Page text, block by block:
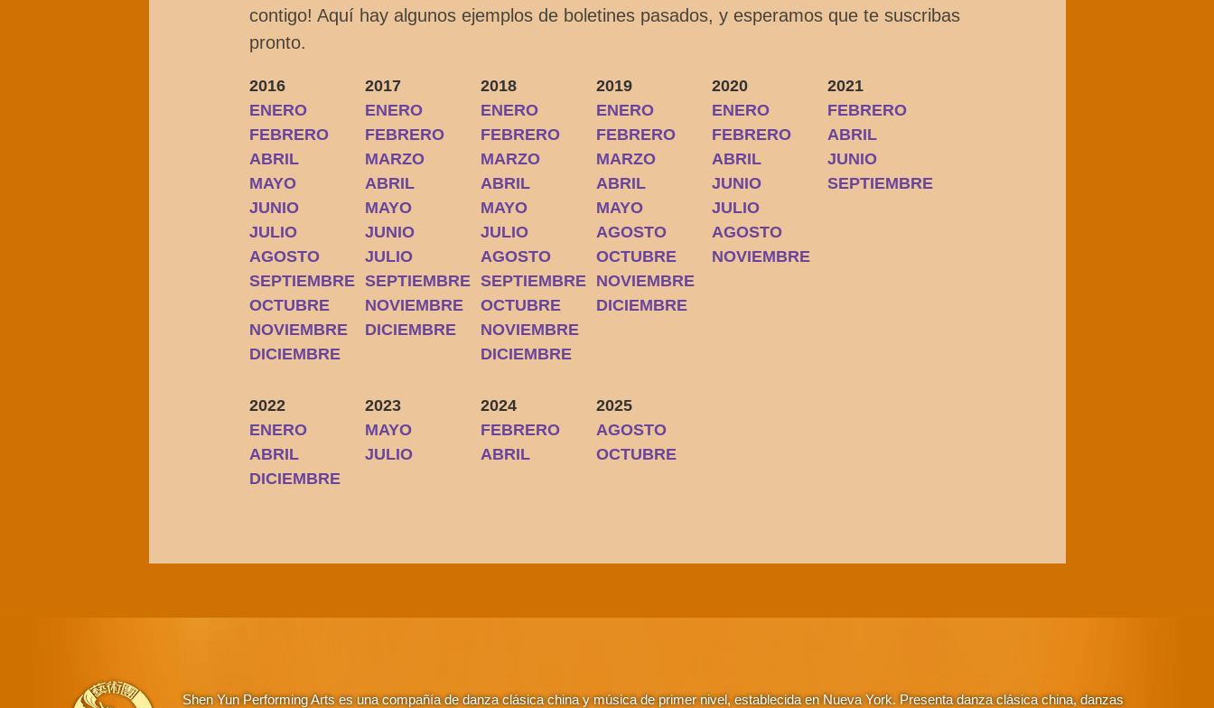
contigo! Aquí hay algunos ejemplos de boletines pasados, y esperamos que te suscribas
pronto.
2016
ENERO
FEBRERO
ABRIL
MAYO
JUNIO
JULIO
AGOSTO
SEPTIEMBRE
OCTUBRE
NOVIEMBRE
DICIEMBRE
2017
ENERO
FEBRERO
MARZO
ABRIL
MAYO
JUNIO
JULIO
SEPTIEMBRE
NOVIEMBRE
DICIEMBRE
2018
ENERO
FEBRERO
MARZO
ABRIL
MAYO
JULIO
AGOSTO
SEPTIEMBRE
OCTUBRE
NOVIEMBRE
DICIEMBRE
2019
ENERO
FEBRERO
MARZO
ABRIL
MAYO
AGOSTO
OCTUBRE
NOVIEMBRE
DICIEMBRE
2020
ENERO
FEBRERO
ABRIL
JUNIO
JULIO
AGOSTO
NOVIEMBRE
2021
FEBRERO
ABRIL
JUNIO
SEPTIEMBRE
2022
ENERO
ABRIL
DICIEMBRE
2023
MAYO
JULIO
2024
FEBRERO
ABRIL
2025
AGOSTO
OCTUBRE
Shen Yun Performing Arts es una compañía de danza clásica china y música de primer nivel, establecida en Nueva York. Presenta danza clásica china, danzas